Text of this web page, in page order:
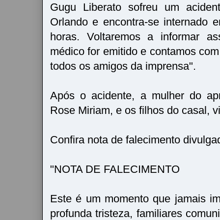
Gugu Liberato sofreu um
Orlando e encontra-se internado
horas. Voltaremos a informar
médico for emitido e contamos
todos os amigos da imprensa".
Após o acidente, a mulher do
Rose Miriam, e os filhos do casal,
Confira nota de falecimento
"NOTA DE FALECIMENTO
Este é um momento que jamais
profunda tristeza, familiares